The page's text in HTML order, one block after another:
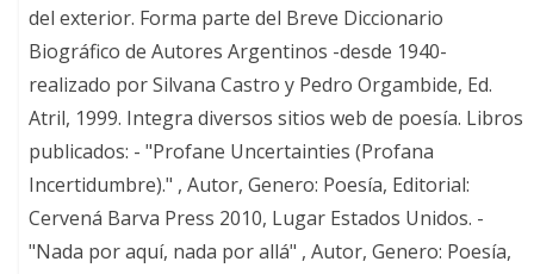
del exterior. Forma parte del Breve Diccionario
Biográfico de Autores Argentinos -desde 1940-
realizado por Silvana Castro y Pedro Orgambide, Ed.
Atril, 1999. Integra diversos sitios web de poesía. Libros
publicados: - "Profane Uncertainties (Profana
Incertidumbre)." , Autor, Genero: Poesía, Editorial:
Cervená Barva Press 2010, Lugar Estados Unidos. -
"Nada por aquí, nada por allá" , Autor, Genero: Poesía,